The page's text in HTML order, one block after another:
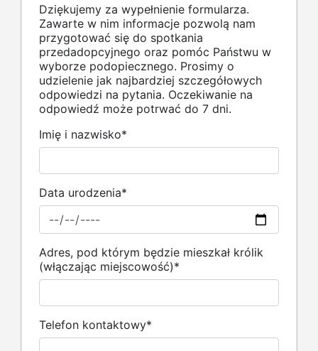
Dziękujemy za wypełnienie formularza.
Zawarte w nim informacje pozwolą nam
przygotować się do spotkania
przedadopcyjnego oraz pomóc Państwu w
wyborze podopiecznego. Prosimy o
udzielenie jak najbardziej szczegółowych
odpowiedzi na pytania. Oczekiwanie na
odpowiedź może potrwać do 7 dni.
Imię i nazwisko*
Data urodzenia*
Adres, pod którym będzie mieszkał królik
(włączając miejscowość)*
Telefon kontaktowy*